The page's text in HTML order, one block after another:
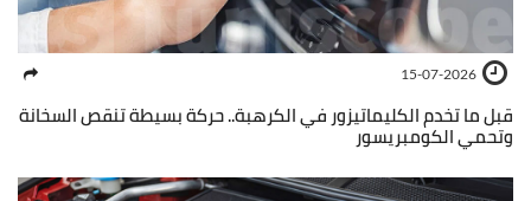
15-07-2026
قبل ما تخدم الكليماتيزور في الكرهبة.. حركة بسيطة تنقص السخانة
وتحمي الكومبريسور